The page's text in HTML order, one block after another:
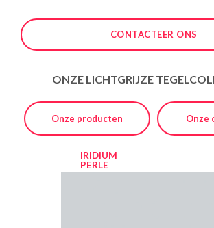
CONTACTEER ONS
ONZE LICHTGRIJZE
Onze producten Onze
IRIDIUM
PERLE